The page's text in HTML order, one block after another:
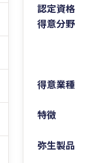
認定資格
得意分野
得意業種
特徴
弥生製品